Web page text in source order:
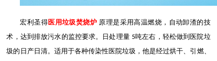
宏利圣得医用垃圾焚烧炉 原理是采用高温燃烧，自动卸渣的技
术，达到排放污水的监控要求。日处理量 5吨左右，轻松做到医院垃
圾的日产日清。适用于各种传染性医院垃圾，他是经过烘干、引燃、